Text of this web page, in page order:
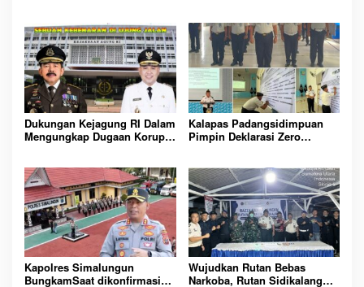
LINGKUNGAN
PEMASYARAKATAN YANG
AMAN
Dukungan Kejagung RI Dalam
Mengungkap Dugaan Korupsi
Dan Tangkap!
Kalapas Padangsidimpuan
Pimpin Deklarasi Zero
Padangsidimpuan
Kapolres Simalungun
BungkamSaat dikonfirmasi
Wujudkan Rutan Bebas
Narkoba, Rutan Sidikalang